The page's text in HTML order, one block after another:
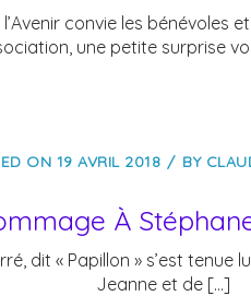
convie les
une petite surprise
ON 19 AVRIL 2018 BY
À
dit « Papillon » s’est
Jeanne et de […]